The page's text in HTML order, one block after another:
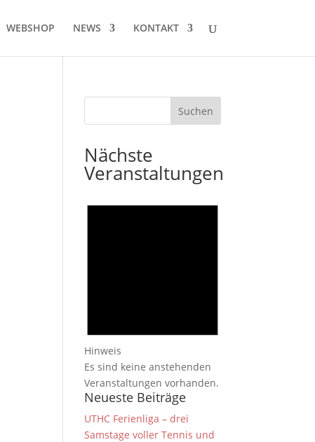
WEBSHOP NEWS KONTAKT
Nächste
Veranstaltungen
Hinweis
Es sind keine anstehenden
Veranstaltungen vorhanden.
Neueste Beiträge
UTHC Ferienliga – drei
Samstage voller Tennis und